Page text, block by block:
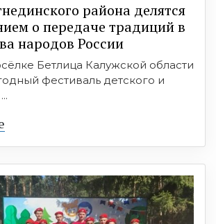
района делятся
о передаче традиций в
народов России
Бетлица Калужской области
фестиваль детского и